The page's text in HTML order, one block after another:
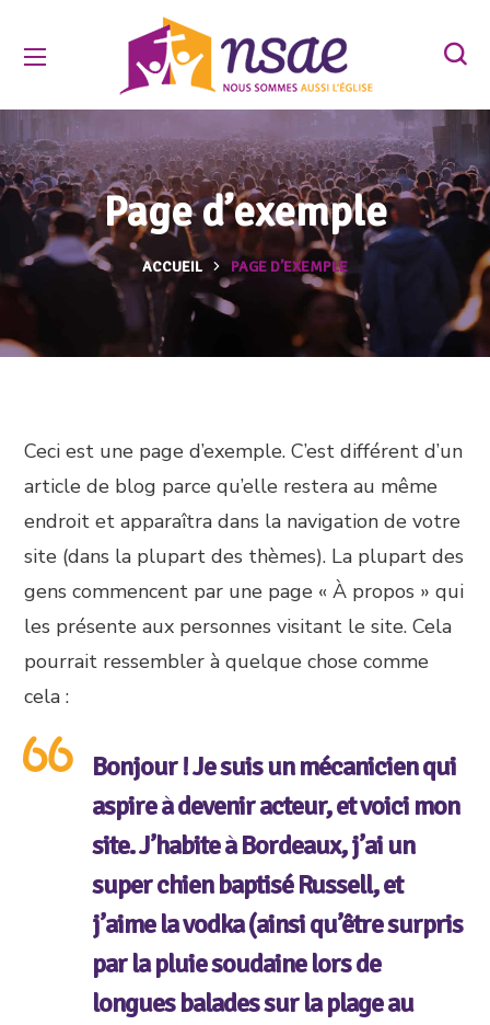
Page d’exemple
ACCUEIL PAGE D’EXEMPLE
Ceci est une page d’exemple. C’est différent d’un
article de blog parce qu’elle restera au même
endroit et apparaîtra dans la navigation de votre
site (dans la plupart des thèmes). La plupart des
gens commencent par une page « À propos » qui
les présente aux personnes visitant le site. Cela
pourrait ressembler à quelque chose comme
cela :
Bonjour ! Je suis un mécanicien qui
aspire à devenir acteur, et voici mon
site. J’habite à Bordeaux, j’ai un
super chien baptisé Russell, et
j’aime la vodka (ainsi qu’être surpris
par la pluie soudaine lors de
longues balades sur la plage au